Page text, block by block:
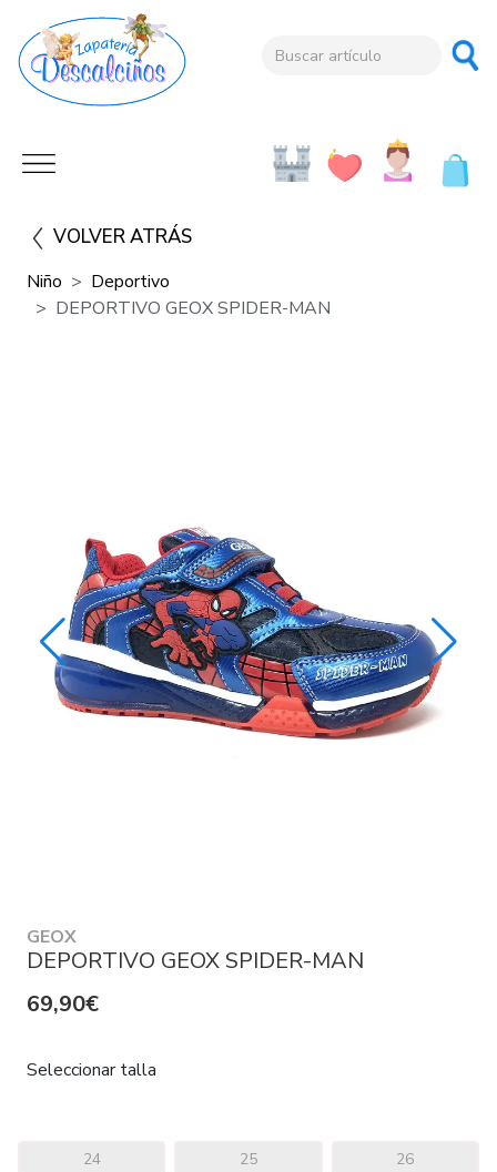
VOLVER ATRÁS
Niño
Deportivo
DEPORTIVO GEOX SPIDER-MAN
GEOX
DEPORTIVO GEOX SPIDER-MAN
69,90€
Seleccionar talla
24 25 26